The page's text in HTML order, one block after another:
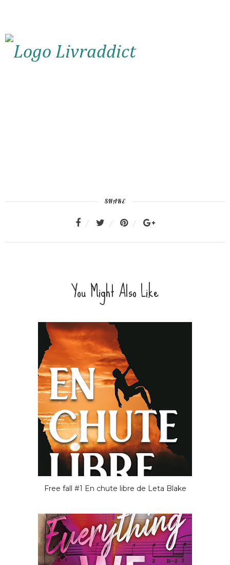
SHARE
You Might Also Like
Free fall #1 En chute libre de Leta Blake